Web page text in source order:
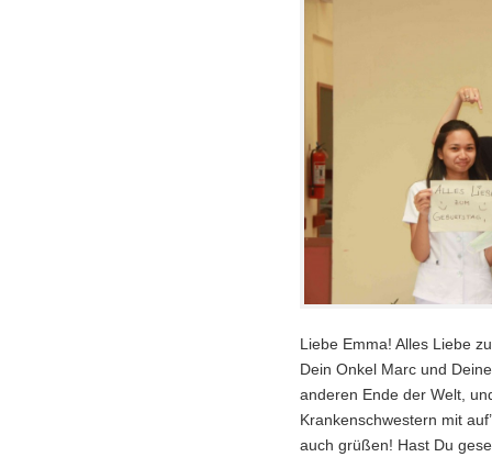
Liebe Emma! Alles Liebe
Dein Onkel Marc und
anderen Ende der Welt,
Krankenschwestern mit
auch grüßen! Hast Du